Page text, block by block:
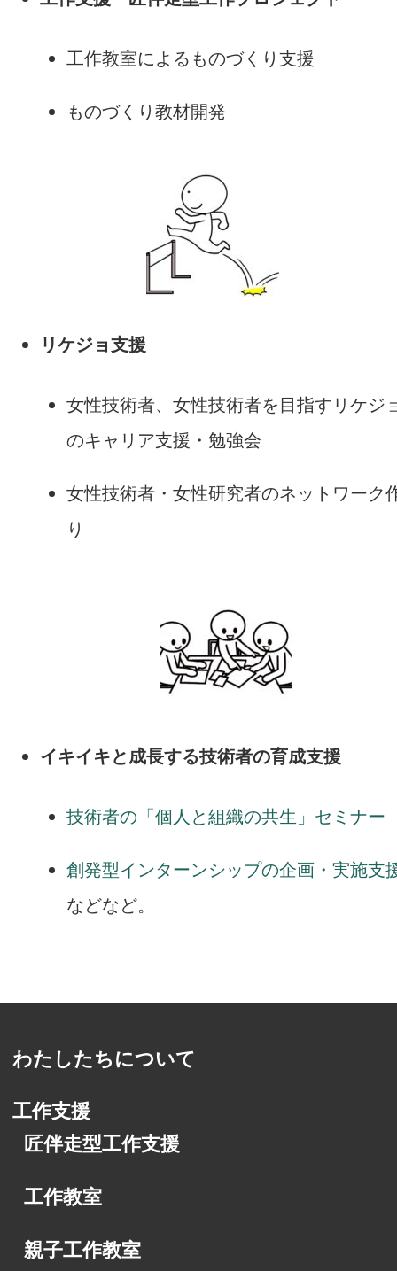
工作教室によるものづくり支援
ものづくり教材開発
リケジョ支援
女性技術者、女性技術者を目指すリケジ
のキャリア支援・勉強会
女性技術者・女性研究者のネットワーク
り
イキイキと成長する技術者の育成支援
技術者の「個人と組織の共生」セミナー
創発型インターンシップの企画・実施支
などなど。
わたしたちについて
工作支援
匠伴走型工作支援
工作教室
親子工作教室